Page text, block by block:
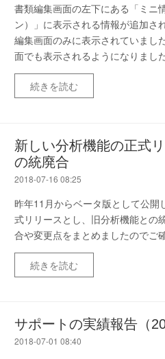
書類編集画面の左下にある「ミニ
ン）」に表示される情報が追加さ
編集画面のみに表示されていまし
面でも表示されるようになりました
続きを読む
新しい分析機能の正式
の統廃合
2018-07-16 08:25
昨年11月からベータ版として公開
式リリースとし、旧分析機能との
合や変更点をまとめましたのでご
続きを読む
サポートの実績報告（
2018-07-01 08:40